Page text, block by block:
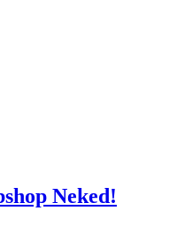
Neked!